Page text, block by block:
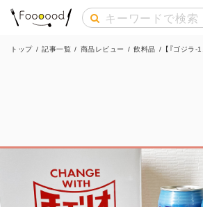
トップ / 記事一覧 / 商品レビュー / 飲料品 / 【『ゴジ